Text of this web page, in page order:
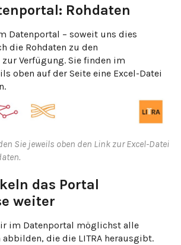
Rohdaten
Datenportal – soweit uns dies
die Rohdaten zu den
Verfügung. Sie finden im
oben auf der Seite eine Excel-Datei
Sie jeweils oben den Link zur Excel-Datei
das Portal
weiter
im Datenportal möglichst alle
die die LITRA herausgibt.